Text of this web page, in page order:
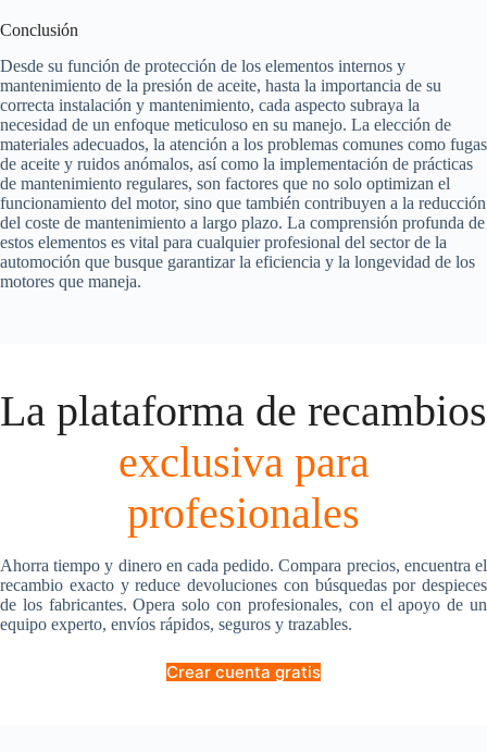
Conclusión
Desde su función de protección de los elementos internos y
mantenimiento de la presión de aceite, hasta la importancia de su
correcta instalación y mantenimiento, cada aspecto subraya la
necesidad de un enfoque meticuloso en su manejo. La elección de
materiales adecuados, la atención a los problemas comunes como fugas
de aceite y ruidos anómalos, así como la implementación de prácticas
de mantenimiento regulares, son factores que no solo optimizan el
funcionamiento del motor, sino que también contribuyen a la reducción
del coste de mantenimiento a largo plazo. La comprensión profunda de
estos elementos es vital para cualquier profesional del sector de la
automoción que busque garantizar la eficiencia y la longevidad de los
motores que maneja.
La plataforma de recambios
exclusiva para
profesionales
Ahorra tiempo y dinero en cada pedido. Compara precios, encuentra el
recambio exacto y reduce devoluciones con búsquedas por despieces
de los fabricantes. Opera solo con profesionales, con el apoyo de un
equipo experto, envíos rápidos, seguros y trazables.
Crear cuenta gratis